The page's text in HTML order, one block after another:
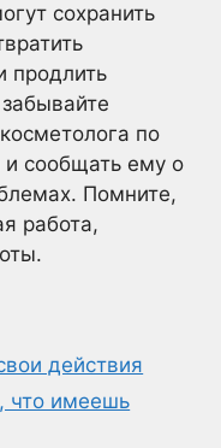
сохранить
продлить
по
сообщать ему о
Помните,
работа,
действия
что имеешь